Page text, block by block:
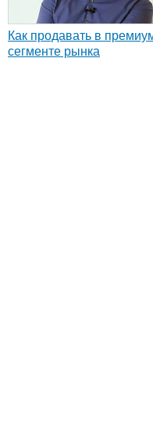
Как продавать в
сегменте рынка